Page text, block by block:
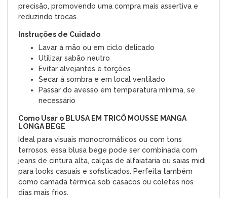
precisão, promovendo uma compra mais assertiva e
reduzindo trocas.
Instruções de Cuidado
Lavar à mão ou em ciclo delicado
Utilizar sabão neutro
Evitar alvejantes e torções
Secar à sombra e em local ventilado
Passar do avesso em temperatura mínima, se
necessário
Como Usar o BLUSA EM TRICÔ MOUSSE MANGA
LONGA BEGE
Ideal para visuais monocromáticos ou com tons
terrosos, essa blusa bege pode ser combinada com
jeans de cintura alta, calças de alfaiataria ou saias midi
para looks casuais e sofisticados. Perfeita também
como camada térmica sob casacos ou coletes nos
dias mais frios.